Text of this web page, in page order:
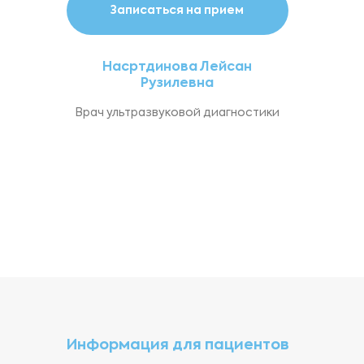
Записаться на прием
Насртдинова Лейсан
Рузилевна
Врач ультразвуковой диагностики
Информация для пациентов